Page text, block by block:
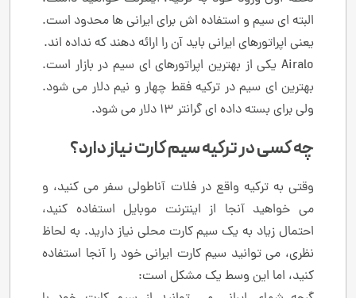
البته ای سیم و استفاده اش برای ایرانی ها محدود است.
یعنی اپراتورهای ایرانی باید آن را ارائه دهند که نداده اند.
Airalo یکی از بهترین اپراتورهای ای سیم در بازار است.
بهترین ای سیم در ترکیه فقط چهار و نیم دلار می شود.
ولی برای بسته داده ای گرانتر 13 دلار می شود.
چه کسی در ترکیه سیم کارت نیاز دارد؟
وقتی به ترکیه واقع در فلات آناطولی سفر می کنید، و
می خواهید آنجا از اینترنت موبایل استفاده کنید،
احتمال زیاد به یک سیم کارت محلی نیاز دارید. به لحاظ
نظری، می توانید سیم کارت ایرانی خود را آنجا استفاده
کنید، اما این وسط یک مشکل است: